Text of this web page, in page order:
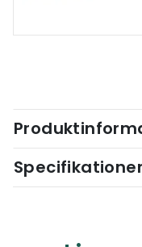
Specifikationer